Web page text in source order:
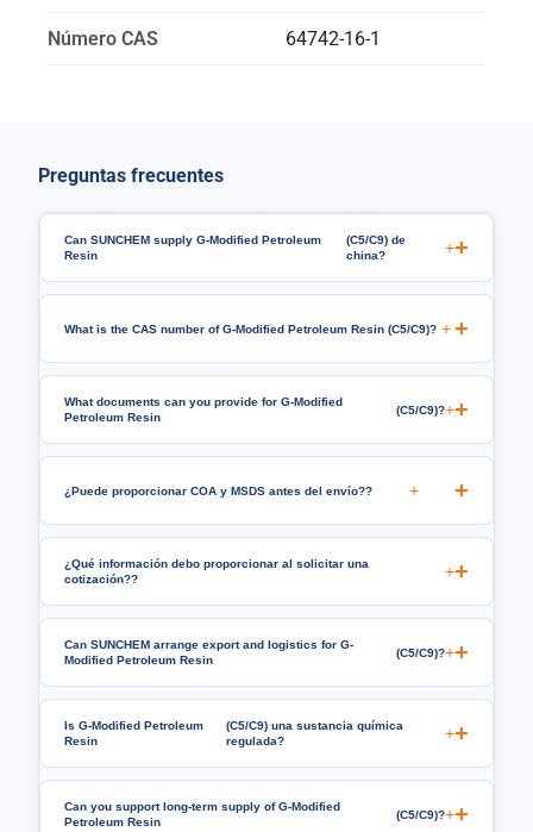
Número CAS 64742-16-1
Preguntas frecuentes
Can SUNCHEM supply G-Modified Petroleum
Resin
(C5/C9) de
china?
+
What is the CAS number of G-Modified Petroleum Resin (C5/C9)? +
What documents can you provide for G-Modified
Petroleum Resin
(C5/C9)?+
¿Puede proporcionar COA y MSDS antes del envío?? +
¿Qué información debo proporcionar al solicitar una
cotización??
+
Can SUNCHEM arrange export and logistics for G-
Modified Petroleum Resin
(C5/C9)?+
Is G-Modified Petroleum
Resin
(C5/C9) una sustancia química
regulada?
+
Can you support long-term supply of G-Modified
Petroleum Resin
(C5/C9)?+